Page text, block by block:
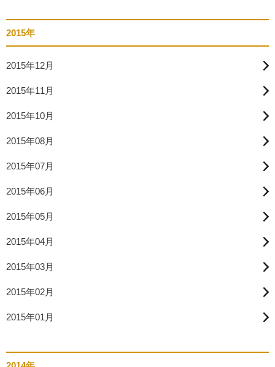
2015年
2015年12月
2015年11月
2015年10月
2015年08月
2015年07月
2015年06月
2015年05月
2015年04月
2015年03月
2015年02月
2015年01月